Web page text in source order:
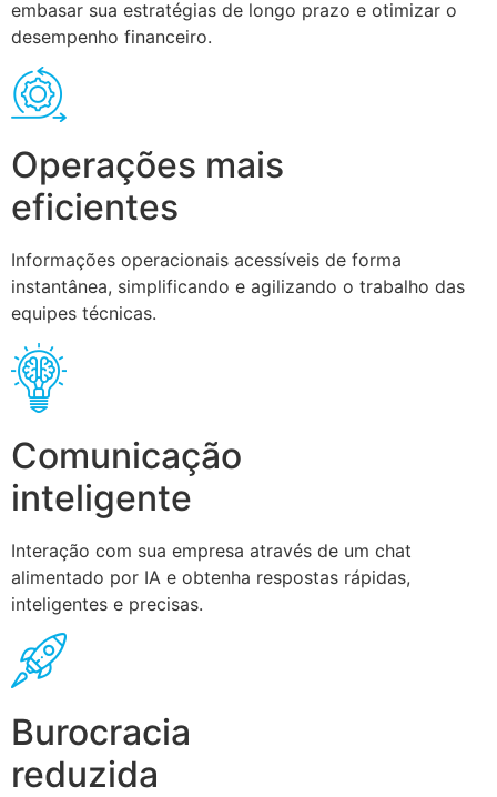
embasar sua estratégias de longo prazo e otimizar o
desempenho financeiro.
Operações mais
eficientes
Informações operacionais acessíveis de forma
instantânea, simplificando e agilizando o trabalho das
equipes técnicas.
Comunicação
inteligente
Interação com sua empresa através de um chat
alimentado por IA e obtenha respostas rápidas,
inteligentes e precisas.
Burocracia
reduzida